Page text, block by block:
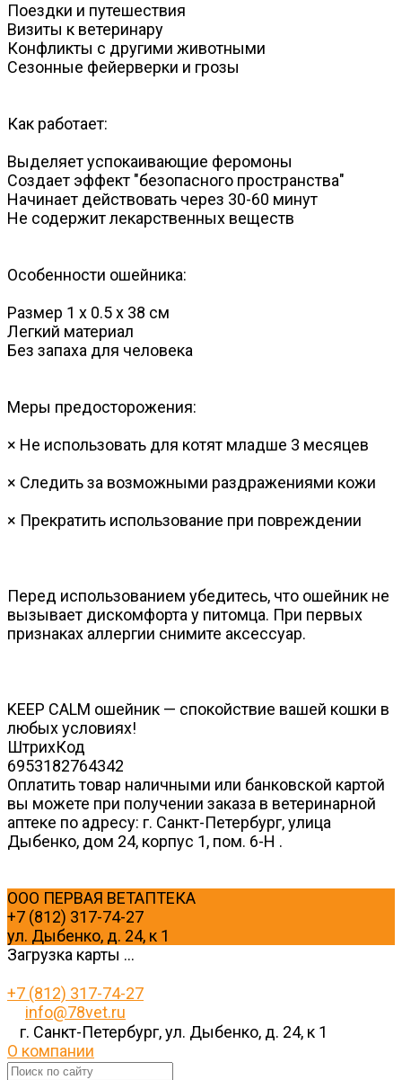
Поездки и путешествия
Визиты к ветеринару
Конфликты с другими животными
Сезонные фейерверки и грозы
Как работает:
Выделяет успокаивающие феромоны
Создает эффект "безопасного пространства"
Начинает действовать через 30-60 минут
Не содержит лекарственных веществ
Особенности ошейника:
Размер 1 x 0.5 x 38 см
Легкий материал
Без запаха для человека
Меры предосторожения:
× Не использовать для котят младше 3 месяцев
× Следить за возможными раздражениями кожи
× Прекратить использование при повреждении
Перед использованием убедитесь, что ошейник не
вызывает дискомфорта у питомца. При первых
признаках аллергии снимите аксессуар.
KEEP CALM ошейник — спокойствие вашей кошки в
любых условиях!
ШтрихКод
6953182764342
Оплатить товар наличными или банковской картой
вы можете при получении заказа в ветеринарной
аптеке по адресу: г. Санкт-Петербург, улица
Дыбенко, дом 24, корпус 1, пом. 6-Н .
ООО ПЕРВАЯ ВЕТАПТЕКА
+7 (812) 317-74-27
ул. Дыбенко, д. 24, к 1
Загрузка карты ...
+7 (812) 317-74-27
info@78vet.ru
г. Санкт-Петербург, ул. Дыбенко, д. 24, к 1
О компании